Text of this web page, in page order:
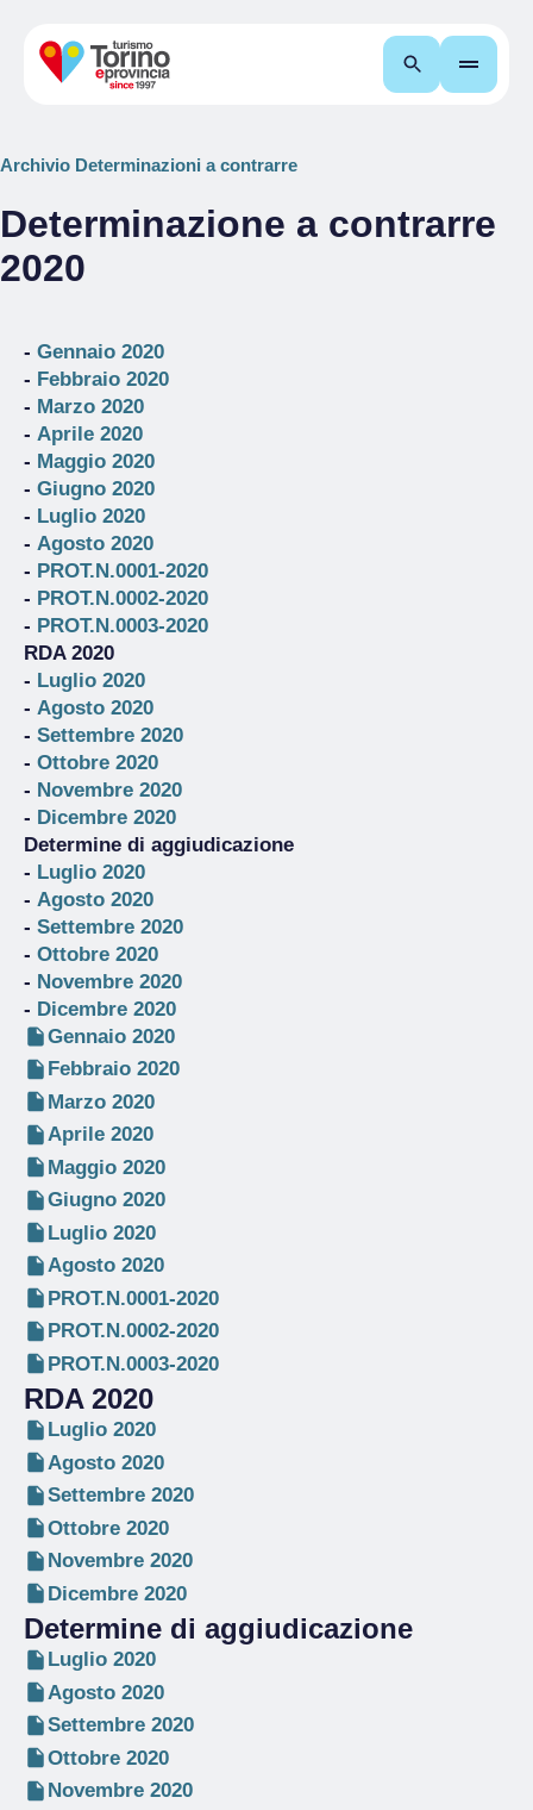
Cerca
Archivio Determinazioni a contrarre
Determinazione a contrarre
2020
- Gennaio 2020
- Febbraio 2020
- Marzo 2020
- Aprile 2020
- Maggio 2020
- Giugno 2020
- Luglio 2020
- Agosto 2020
- PROT.N.0001-2020
- PROT.N.0002-2020
- PROT.N.0003-2020
RDA 2020
- Luglio 2020
- Agosto 2020
- Settembre 2020
- Ottobre 2020
- Novembre 2020
- Dicembre 2020
Determine di aggiudicazione
- Luglio 2020
- Agosto 2020
- Settembre 2020
- Ottobre 2020
- Novembre 2020
- Dicembre 2020
Gennaio 2020
Febbraio 2020
Marzo 2020
Aprile 2020
Maggio 2020
Giugno 2020
Luglio 2020
Agosto 2020
PROT.N.0001-2020
PROT.N.0002-2020
PROT.N.0003-2020
RDA 2020
Luglio 2020
Agosto 2020
Settembre 2020
Ottobre 2020
Novembre 2020
Dicembre 2020
Determine di aggiudicazione
Luglio 2020
Agosto 2020
Settembre 2020
Ottobre 2020
Novembre 2020